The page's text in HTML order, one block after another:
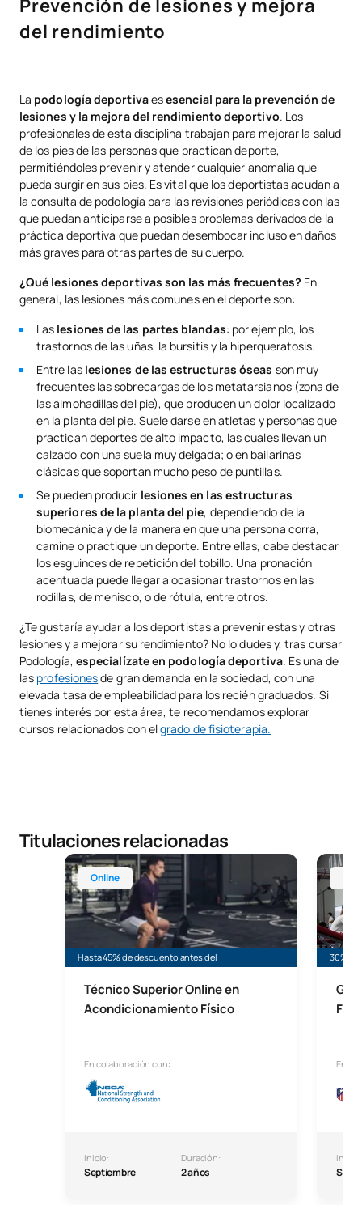
Prevención de lesiones y mejora
del rendimiento
La podología deportivaesesencial para la prevención de
lesiones y la mejora del rendimiento deportivo. Los
profesionales de esta disciplina trabajan para mejorar la salud
de los pies de las personas que practican deporte,
permitiéndoles prevenir y atender cualquier anomalía que
pueda surgir en sus pies. Es vital que los deportistas acudan a
la consulta de podología para las revisiones periódicas con las
que puedan anticiparse a posibles problemas derivados de la
práctica deportiva que puedan desembocar incluso en daños
más graves para otras partes de su cuerpo.
¿Qué lesiones deportivas son las más frecuentes? En
general, las lesiones más comunes en el deporte son:
Las lesiones de las partes blandas: por ejemplo, los
trastornos de las uñas, la bursitis y la hiperqueratosis.
Entre las lesiones de las estructuras óseas son muy
frecuentes las sobrecargas de los metatarsianos (zona de
las almohadillas del pie), que producen un dolor localizado
en la planta del pie. Suele darse en atletas y personas que
practican deportes de alto impacto, las cuales llevan un
calzado con una suela muy delgada; o en bailarinas
clásicas que soportan mucho peso de puntillas.
Se pueden producir lesiones en las estructuras
superiores de la planta del pie, dependiendo de la
biomecánica y de la manera en que una persona corra,
camine o practique un deporte. Entre ellas, cabe destacar
los esguinces de repetición del tobillo. Una pronación
acentuada puede llegar a ocasionar trastornos en las
rodillas, de menisco, o de rótula, entre otros.
¿Te gustaría ayudar a los deportistas a prevenir estas y otras
lesiones y a mejorar su rendimiento? No lo dudes y, tras cursar
Podología, especialízate en podología deportiva. Es una de
las profesionesde gran demanda en la sociedad, con una
elevada tasa de empleabilidad para los recién graduados. Si
tienes interés por esta área, te recomendamos explorar
cursos relacionados con elgrado de fisioterapia.
Titulaciones relacionadas
Online
Hasta 45% de descuento antes del
Técnico Superior Online en
Acondicionamiento Físico
En colaboración con:
Inicio:
Septiembre
Duración:
2 años
Técnico Superior Online en Acondicionamiento
30% de
En
Inicio:
Grado